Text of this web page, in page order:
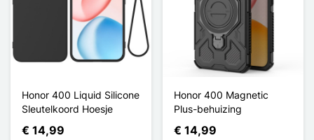
Honor 400 Liquid Silicone
Sleutelkoord Hoesje
€ 14,99
Honor 400 Magnetic
Plus-behuizing
€ 14,99